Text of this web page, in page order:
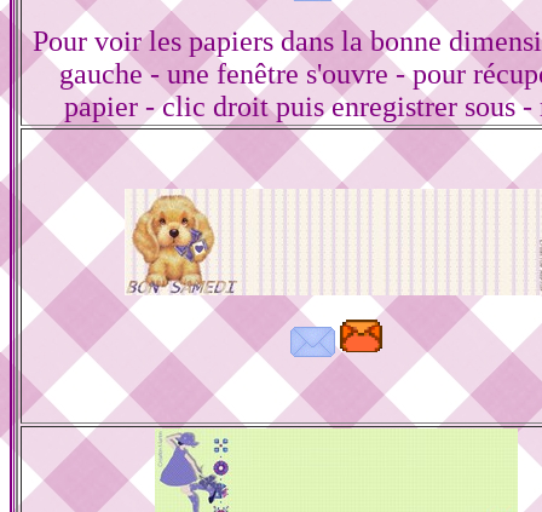
Pour voir les papiers dans la bonne
gauche - une fenêtre s'ouvre - pour
papier - clic droit puis enregistrer sous -